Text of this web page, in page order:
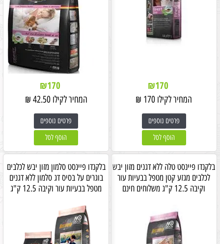
₪170
המחיר לקילו 170
₪
פרטים נוספים
הוסף לסל
₪170
המחיר לקילו 42.50
₪
פרטים נוספים
הוסף לסל
בלקנדו פיינסט טלה ללא דגנים מזון יבש
לכלבים מגזע קטן מטפל בבעיות עור
וקיבה 12.5 ק"ג משלוחים חינם
בלקנדו פיינסט סלמון מזון יבש לכלבים
בוגרים על בסיס דג סלמון ללא דגנים
מטפל בבעיות עור וקיבה 12.5 ק"ג